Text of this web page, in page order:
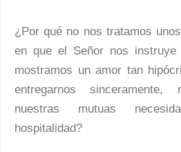
¿Por qué no nos tratamos
en que el Señor nos
mostramos un amor tan
entregarnos sinceramente,
nuestras mutuas
hospitalidad?